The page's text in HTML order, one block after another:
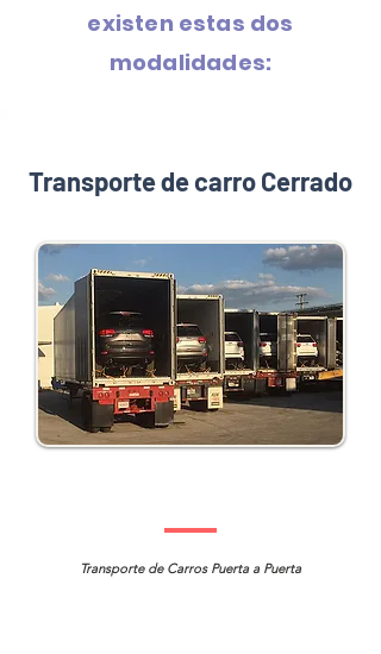
existen estas dos
modalidades:
Transporte de carro Cerrado
Transporte de Carros Puerta a Puerta